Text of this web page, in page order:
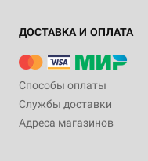
ДОСТАВКА И ОПЛАТА
Способы оплаты
Службы доставки
Адреса магазинов